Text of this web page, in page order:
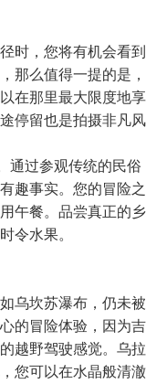
时，您将有机会看到
那么值得一提的是，
在那里最大限度地享
停留也是拍摄非凡风
通过参观传统的民俗
趣事实。您的冒险之
午餐。品尝真正的乡
令水果。
乌坎苏瀑布，仍未被
的冒险体验，因为吉
越野驾驶感觉。乌拉
您可以在水晶般清澈